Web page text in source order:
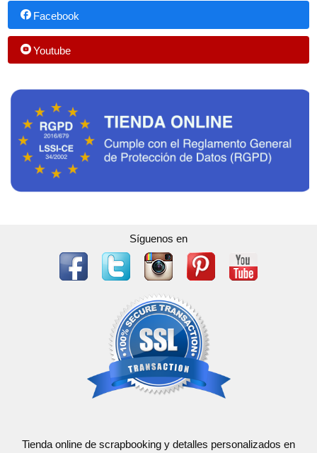
Facebook
Youtube
Síguenos en
Tienda online de scrapbooking y detalles personalizados en